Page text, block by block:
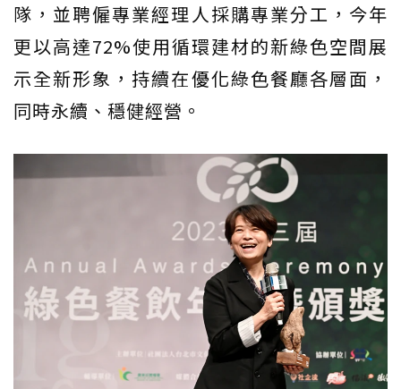
隊，並聘僱專業經理人採購專業分工，今年
更以高達72%使用循環建材的新綠色空間展
示全新形象，持續在優化綠色餐廳各層面，
同時永續、穩健經營。